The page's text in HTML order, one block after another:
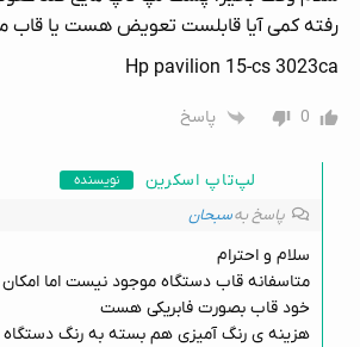
رفته کمی آیا قابلست تعویض هست یا قاب
Hp pavilion 15-cs 3023ca
0 پاسخ
لپ‌تاپ اسکرین نویسنده
پاسخ بهسبحان
سلام و احترام
متاسفانه قاب دستگاه موجود نیست اما امکان
خود قاب بصورت فابریکی هست